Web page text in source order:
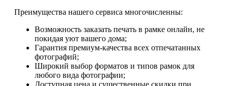
Преимущества нашего сервиса многочисленны:
Возможность заказать печать в рамке онлайн, не
покидая уют вашего дома;
Гарантия премиум-качества всех отпечатанных
фотографий;
Широкий выбор форматов и типов рамок для
любого вида фотографии;
Доступная цена и существенные скидки при